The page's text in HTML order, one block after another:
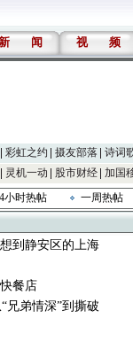
闻 视 频
彩虹之约 摄友部落 诗词
灵机一动 股市财经 加国
小时热帖 一周热帖
到静安区的上海
餐店
兄弟情深”到撕破